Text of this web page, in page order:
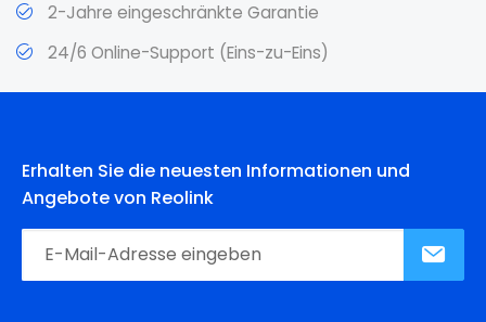
2-Jahre eingeschränkte Garantie
24/6 Online-Support (Eins-zu-Eins)
Erhalten Sie die neuesten Informationen und
Angebote von Reolink